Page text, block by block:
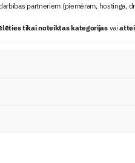
partneriem (piemēram, hostinga,
tikai noteiktas kategorijasvai